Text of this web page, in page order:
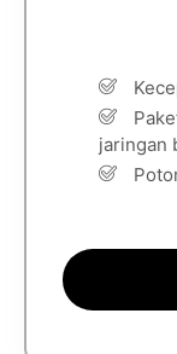
jaringan